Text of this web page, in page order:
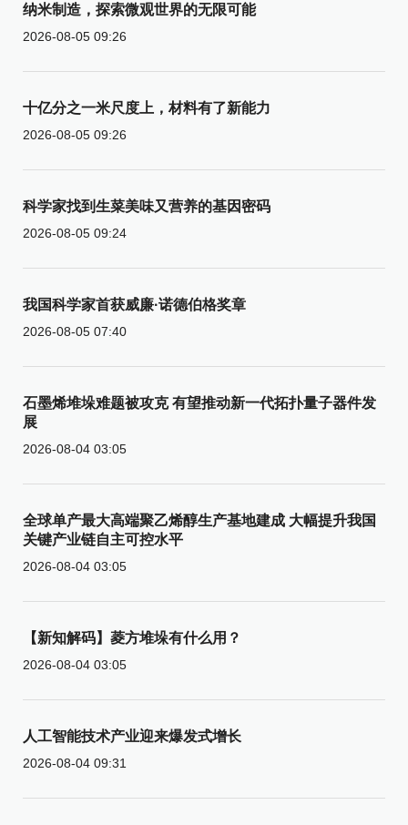
纳米制造，探索微观世界的无限可能
2026-08-05 09:26
十亿分之一米尺度上，材料有了新能力
2026-08-05 09:26
科学家找到生菜美味又营养的基因密码
2026-08-05 09:24
我国科学家首获威廉·诺德伯格奖章
2026-08-05 07:40
石墨烯堆垛难题被攻克 有望推动新一代拓扑量子器件发
展
2026-08-04 03:05
全球单产最大高端聚乙烯醇生产基地建成 大幅提升我国
关键产业链自主可控水平
2026-08-04 03:05
【新知解码】菱方堆垛有什么用？
2026-08-04 03:05
人工智能技术产业迎来爆发式增长
2026-08-04 09:31